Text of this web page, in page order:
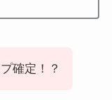
確定！？